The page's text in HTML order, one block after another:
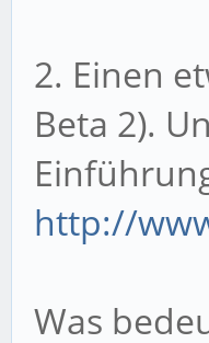
2. Einen
Beta 2).
http://
Was